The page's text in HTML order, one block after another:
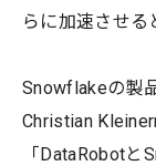
らに加速させる
Snowflakeの製
Christian
「DataRobot